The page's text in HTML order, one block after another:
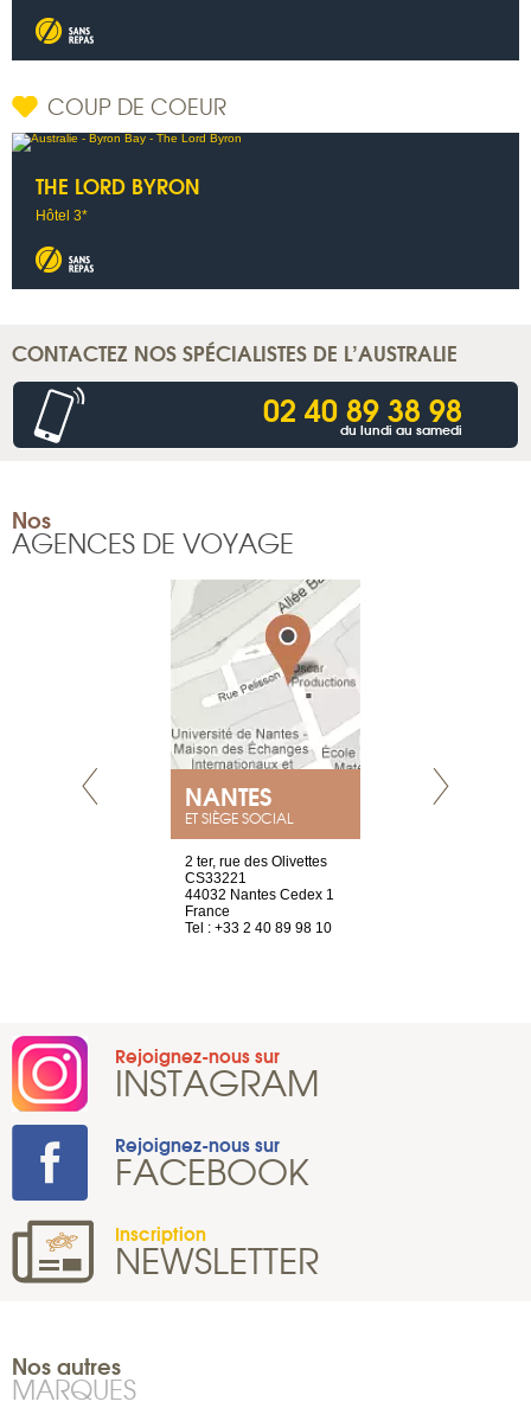
COUP DE COEUR
THE LORD BYRON
Hôtel 3*
CONTACTEZ NOS SPÉCIALISTES DE L’AUSTRALIE
02 40 89 38 98
du lundi au samedi
Nos
AGENCES DE VOYAGE
NANTES
ET SIÈGE SOCIAL
2 ter, rue des Olivettes
CS33221
44032 Nantes Cedex 1
France
Tel : +33 2 40 89 98 10
Rejoignez-nous sur
INSTAGRAM
Rejoignez-nous sur
FACEBOOK
Inscription
NEWSLETTER
Nos autres
MARQUES